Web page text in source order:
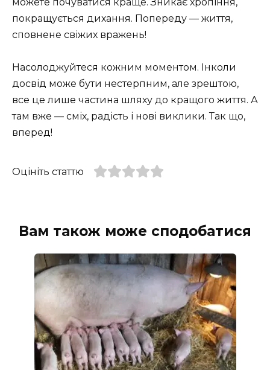
покращується дихання. Попереду — життя,
сповнене свіжих вражень!
Насолоджуйтеся кожним моментом. Інколи
досвід може бути нестерпним, але зрештою,
все це лише частина шляху до кращого життя. А
там вже — сміх, радість і нові виклики. Так що,
вперед!
Оцініть статтю
Вам також може сподобатися